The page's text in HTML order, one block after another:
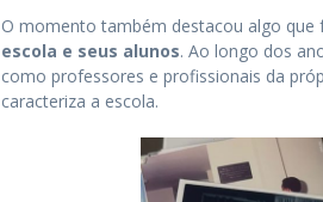
O momento também destacou algo que
escola e seus alunos. Ao longo dos
como professores e profissionais da
caracteriza a escola.